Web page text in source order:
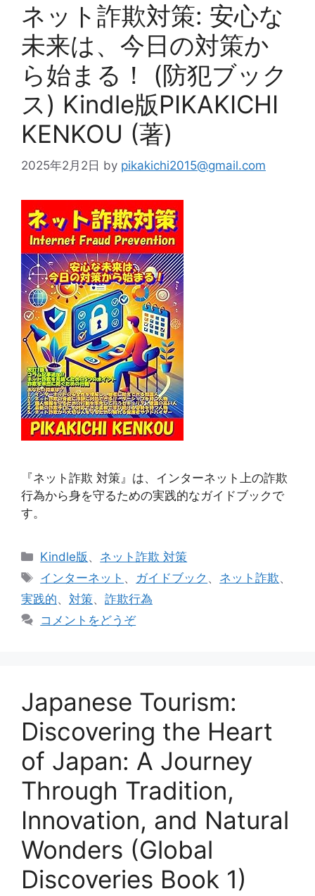
ネット詐欺対策: 安心な
未来は、今日の対策か
ら始まる！ (防犯ブック
ス) Kindle版PIKAKICHI
KENKOU (著)
2025年2月2日 by pikakichi2015@gmail.com
『ネット詐欺 対策』は、インターネット上の詐欺
行為から身を守るための実践的なガイドブックで
す。
カ
テ
ゴ
リ
ー
Kindle版 、 ネット詐欺 対策
タ
グ
インターネット 、 ガイドブック 、 ネット詐欺、
実践的、 対策、 詐欺行為
コメントをどうぞ
Japanese Tourism:
Discovering the Heart
of Japan: A Journey
Through Tradition,
Innovation, and Natural
Wonders (Global
Discoveries Book 1)